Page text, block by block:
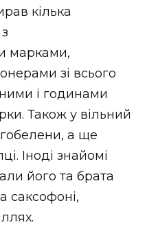
кілька
марками,
зі всього
і годинами
Також у вільний
а ще
Іноді знайомі
його та брата
саксофоні,